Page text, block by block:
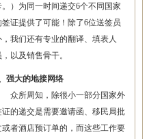
。）为同一时间递交6个不同国家
签证提供了可能！除了6位送签员
，我们还有专业的翻译、填表人
，以及销售骨干。
强大的地接网络
所周知，除很小一部分国家外
证的递交是需要邀请函、移民局批
或者酒店预订单的，而这些工作要